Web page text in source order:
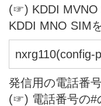
(☞) KDDI MVNO
KDDI MNO SIM
nxrg110(config-
発信用の電話番
(☞) 電話番号の#